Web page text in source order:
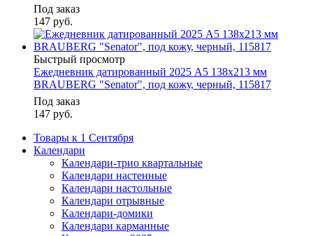
Под заказ
147 руб.
Быстрый просмотр
Ежедневник датированный 2025 А5 138x213 мм
BRAUBERG "Senator", под кожу, черный, 115817
Под заказ
147 руб.
Товары к 1 Сентября
Календари
Календари-трио квартальные
Календари настенные
Календари настольные
Календари отрывные
Календари-домики
Календари карманные